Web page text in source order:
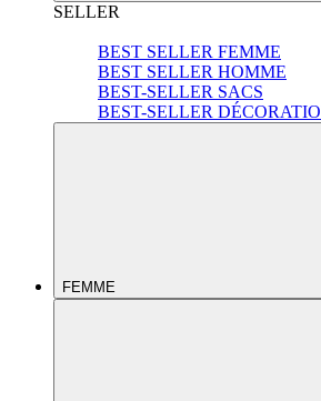
SELLER
BEST SELLER FEMME
BEST SELLER HOMME
BEST-SELLER SACS
BEST-SELLER
FEMME